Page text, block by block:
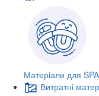
Матеріали для
Витратні